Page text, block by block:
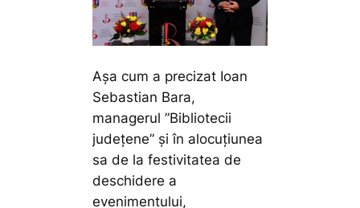
Așa cum a precizat Ioan
Sebastian Bara,
managerul ”Bibliotecii
județene” și în alocuțiunea
sa de la festivitatea de
deschidere a
evenimentului,